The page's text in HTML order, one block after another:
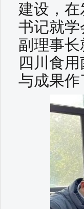
建设，
书记就
副理事长
四川食
与成果作